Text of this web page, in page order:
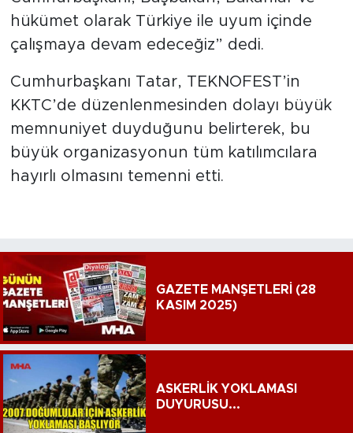
hükümet olarak Türkiye ile uyum içinde
çalışmaya devam edeceğiz” dedi.
Cumhurbaşkanı Tatar, TEKNOFEST’in
KKTC’de düzenlenmesinden dolayı büyük
memnuniyet duyduğunu belirterek, bu
büyük organizasyonun tüm katılımcılara
hayırlı olmasını temenni etti.
GAZETE MANŞETLERİ (28
KASIM 2025)
ASKERLİK YOKLAMASI
DUYURUSU...